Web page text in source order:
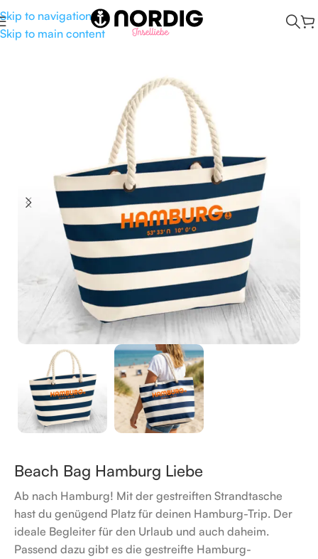
Skip to navigation
Skip to main content
Start /Taschen/Schultertasche
Beach Bag Hamburg Liebe
Ab nach Hamburg! Mit der gestreiften Strandtasche
hast du genügend Platz für deinen Hamburg-Trip. Der
ideale Begleiter für den Urlaub und auch daheim.
Passend dazu gibt es die gestreifte Hamburg-